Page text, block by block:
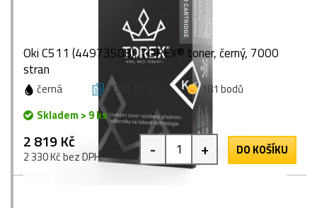
Oki C511 (44973508), TOREX® toner, černý, 7000
stran
černá 7000 stran
181 bodů
Skladem > 9 ks
2 819 Kč
2 330 Kč bez DPH - + DO KOŠÍKU